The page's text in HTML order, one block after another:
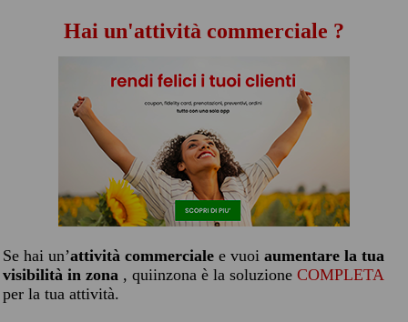
Hai un'attività commerciale ?
Se hai un’attività commerciale e vuoi aumentare la tua
visibilità in zona , quiinzona è la soluzione COMPLETA
per la tua attività.